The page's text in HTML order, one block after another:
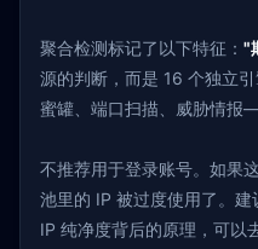
聚合检测标记了以下特征： "
源的判断，而是 16 个独立
蜜罐、端口扫描、威胁情报
不推荐用于登录账号。如果
池里的 IP 被过度使用了。
IP 纯净度背后的原理，可以